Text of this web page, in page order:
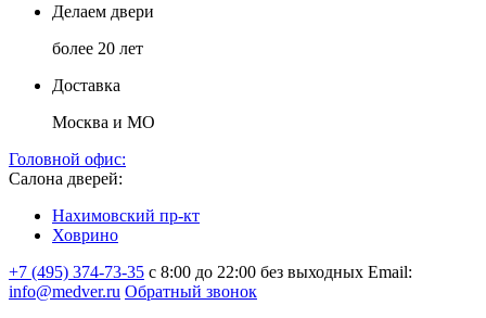
Делаем двери
более 20 лет
Доставка
Москва и МО
Головной офис:
Салона дверей:
Нахимовский пр-кт
Ховрино
+7 (495) 374-73-35 с 8:00 до 22:00 без выходных Email:
info@medver.ru Обратный звонок